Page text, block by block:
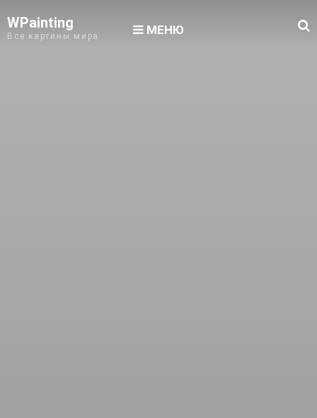
WPainting
Все картины мира МЕНЮ